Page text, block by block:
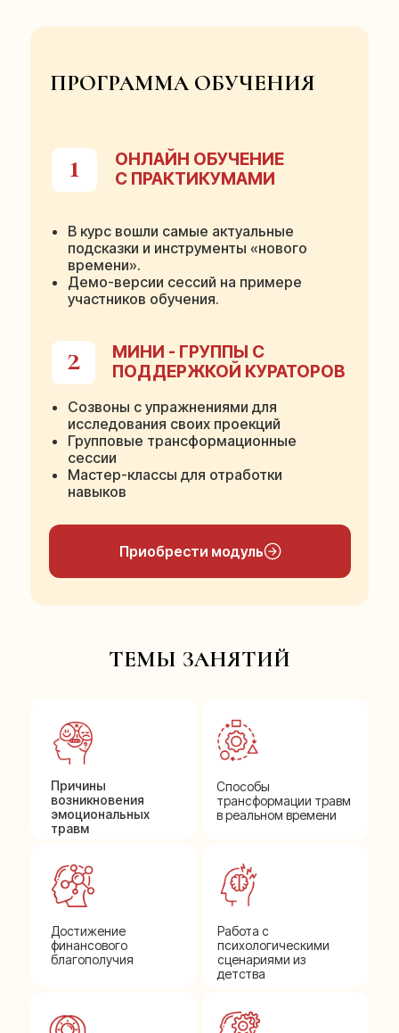
ПРОГРАММА ОБУЧЕНИЯ
В курс вошли самые актуальные
подсказки и инструменты «нового
времени».
Демо-версии сессий на примере
участников обучения.
ОНЛАЙН ОБУЧЕНИЕ
С ПРАКТИКУМАМИ
1
Приобрести модуль
Созвоны с упражнениями для
исследования своих проекций
Групповые трансформационные
сессии
Мастер-классы для отработки
навыков
МИНИ - ГРУППЫ С
ПОДДЕРЖКОЙ КУРАТОРОВ
2
ТЕМЫ ЗАНЯТИЙ
Достижение
финансового
благополучия
Работа с
психологическими
сценариями из
детства
Способы
трансформации травм
в реальном времени
Причины
возникновения
эмоциональных
травм